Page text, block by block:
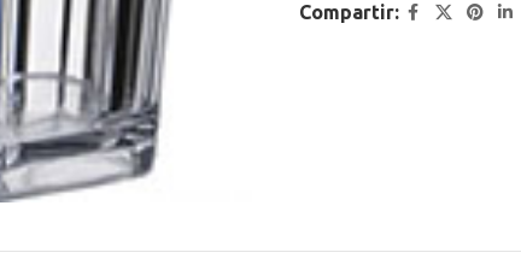
Compartir: